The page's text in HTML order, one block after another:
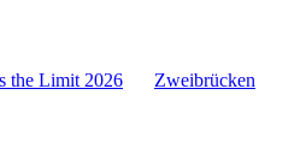
the Limit 2026 Zweibrücken